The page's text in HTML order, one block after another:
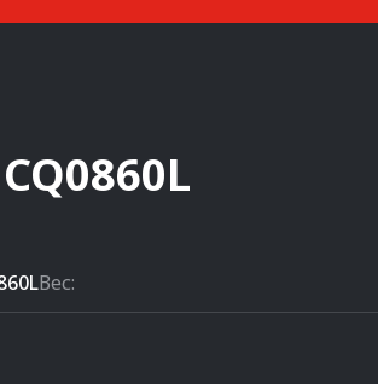
CQ0860L
Вес: